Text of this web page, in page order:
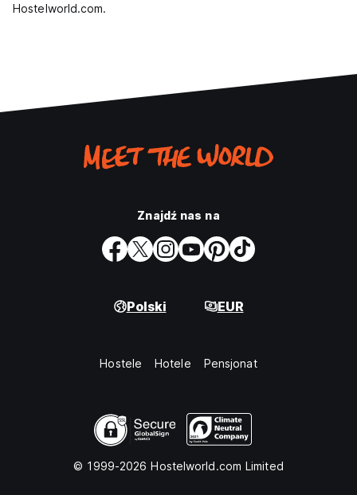
Hostelworld.com.
Znajdź nas na
Polski EUR
Hostele Hotele Pensjonat
© 1999-2026 Hostelworld.com Limited